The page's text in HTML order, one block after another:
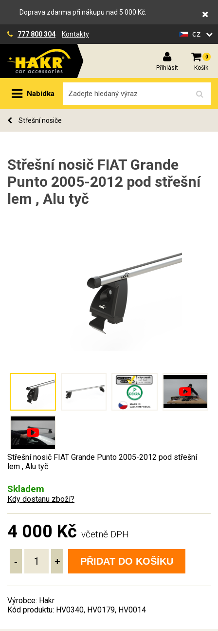
Doprava zdarma při nákupu nad 5 000 Kč.
777 800 304 Kontakty cz
Přihlásit
0
Košík
Nabídka
Střešní nosiče
Střešní nosič FIAT Grande
Punto 2005-2012 pod střešní
lem , Alu tyč
Střešní nosič FIAT Grande Punto 2005-2012 pod střešní
lem , Alu tyč
Skladem
Kdy dostanu zboží?
4 000 Kč včetně DPH
- + PŘIDAT DO KOŠÍKU
Výrobce: Hakr
Kód produktu: HV0340, HV0179, HV0014